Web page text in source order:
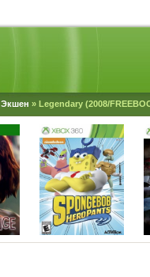
Экшен » Legendary (2008/